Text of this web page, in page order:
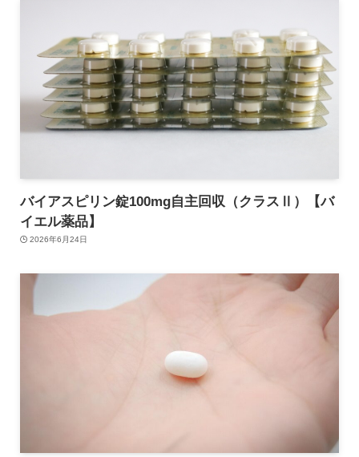
バイアスピリン錠100mg自主回収（クラスⅡ）【バ
イエル薬品】
2026年6月24日